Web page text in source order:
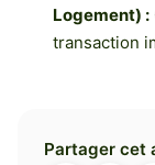
Logement) :
transaction
Partager cet